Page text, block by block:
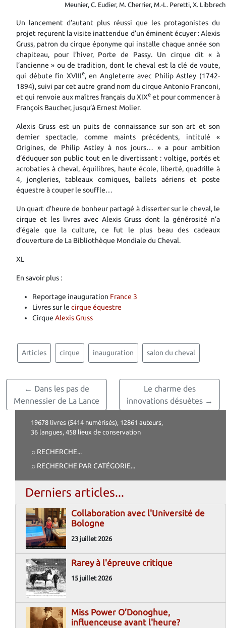
Meunier, C. Eudier, M. Cherrier, M.-L. Peretti, X.
Un lancement d’autant plus réussi que les protagonistes du
projet reçurent la visite inattendue d’un éminent écuyer : Alexis
Gruss, patron du cirque éponyme qui installe chaque année son
chapiteau, pour l’hiver, Porte de Passy. Un cirque dit « à
l’ancienne » ou de tradition, dont le cheval est la clé de voute,
qui débute fin XVIIIe, en Angleterre avec Philip Astley (1742-
1894), suivi par cet autre grand nom du cirque Antonio Franconi,
et qui renvoie aux maîtres français du XIXe et pour commencer à
François Baucher, jusqu’à Ernest Molier.
Alexis Gruss est un puits de connaissance sur son art et son
dernier spectacle, comme maints précédents, intitulé «
Origines, de Philip Astley à nos jours… » a pour ambition
d’éduquer son public tout en le divertissant : voltige, portés et
acrobaties à cheval, équilibres, haute école, liberté, quadrille à
4, jongleries, tableaux comiques, ballets aériens et poste
équestre à couper le souffle…
Un quart d’heure de bonheur partagé à disserter sur le cheval, le
cirque et les livres avec Alexis Gruss dont la générosité n’a
d’égale que la culture, ce fut le plus beau des cadeaux
d’ouverture de La Bibliothèque Mondiale du Cheval.
XL
En savoir plus :
Reportage inauguration France 3
Livres sur le cirque équestre
Cirque Alexis Gruss
Articles cirque inauguration salon du cheval
← Dans les pas de
Mennessier de La Lance
Le charme des
innovations désuètes →
19678 livres (5414 numérisés), 12861 auteurs,
36 langues, 458 lieux de conservation
⌕ RECHERCHE...
⌕ RECHERCHE PAR CATÉGORIE...
Derniers articles...
Collaboration avec l'Université de
Bologne
23 juillet 2026
Rarey à l'épreuve critique
15 juillet 2026
Miss Power O’Donoghue,
influenceuse avant l'heure?